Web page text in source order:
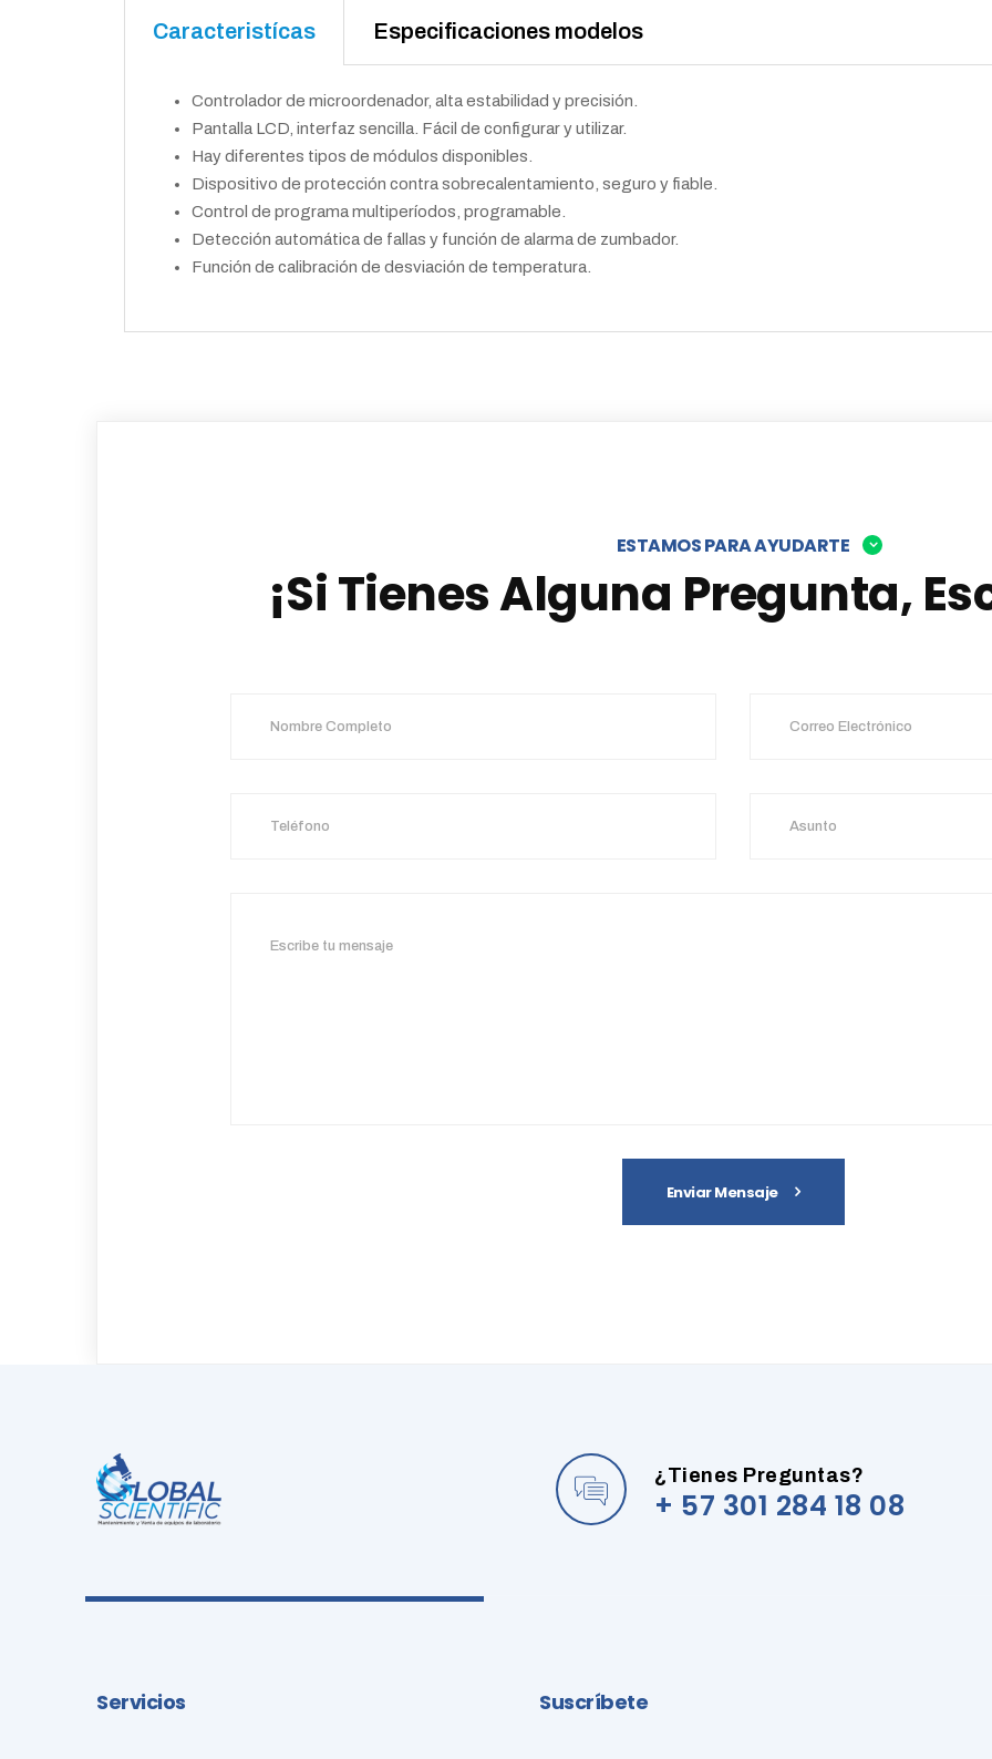
Caracteristícas Especificaciones modelos
Controlador de microordenador, alta estabilidad y precisión.
Pantalla LCD, interfaz sencilla. Fácil de configurar y utilizar.
Hay diferentes tipos de módulos disponibles.
Dispositivo de protección contra sobrecalentamiento, seguro y fiable.
Control de programa multiperíodos, programable.
Detección automática de fallas y función de alarma de zumbador.
Función de calibración de desviación de temperatura.
ESTAMOS PARA AYUDARTE
¡Si Tienes Alguna Pregunta,
Enviar Mensaje
¿Tienes Preguntas?
+ 57 301 284 18 08
Servicios Suscríbete